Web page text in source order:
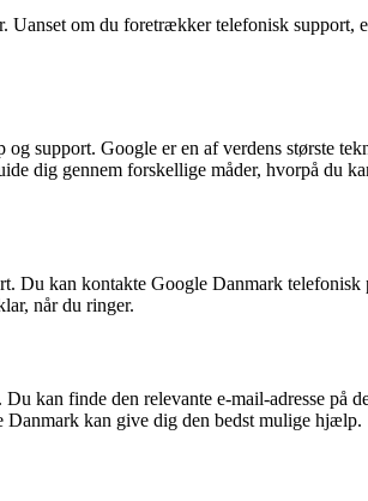
om du foretrækker telefonisk support,
support. Google er en af verdens største
dig gennem forskellige måder, hvorpå du
Du kan kontakte Google Danmark
når du ringer.
kan finde den relevante e-mail-adresse på
kan give dig den bedst mulige hjælp.